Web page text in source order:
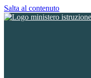
Salta al contenuto